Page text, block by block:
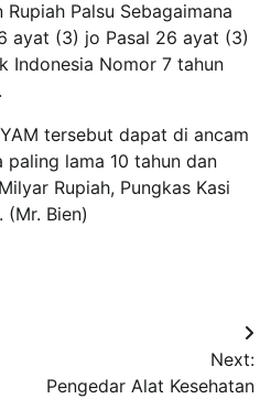
Palsu Sebagaimana
ayat (3) jo Pasal 26 ayat (3)
Indonesia Nomor 7 tahun
tersebut dapat di ancam
paling lama 10 tahun dan
Rupiah, Pungkas Kasi
(Mr. Bien)
Next:
Pengedar Alat Kesehatan